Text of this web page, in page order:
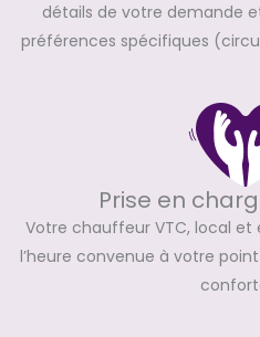
détails de votre demande
préférences spécifiques
Prise en
Votre chauffeur VTC, local et
l’heure convenue à votre